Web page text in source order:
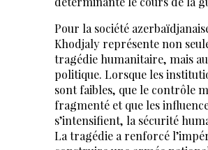
Pour la société
Khodjaly représente non
tragédie humanitaire, mais
politique. Lorsque les
sont faibles, que le contrôle
fragmenté et que les
s’intensifient, la sécurité
La tragédie a renforcé